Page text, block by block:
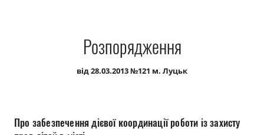
Публічна інформація
Документи
Розпорядження
від 28.03.2013 №121 м. Луцьк
Про забезпечення дієвої координації роботи із захисту